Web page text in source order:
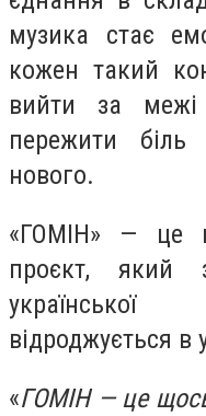
музика стає
кожен такий
вийти за межі
пережити
нового.
«ГОМІН» — це
проєкт, який
відроджується в
«ГОМІН — це